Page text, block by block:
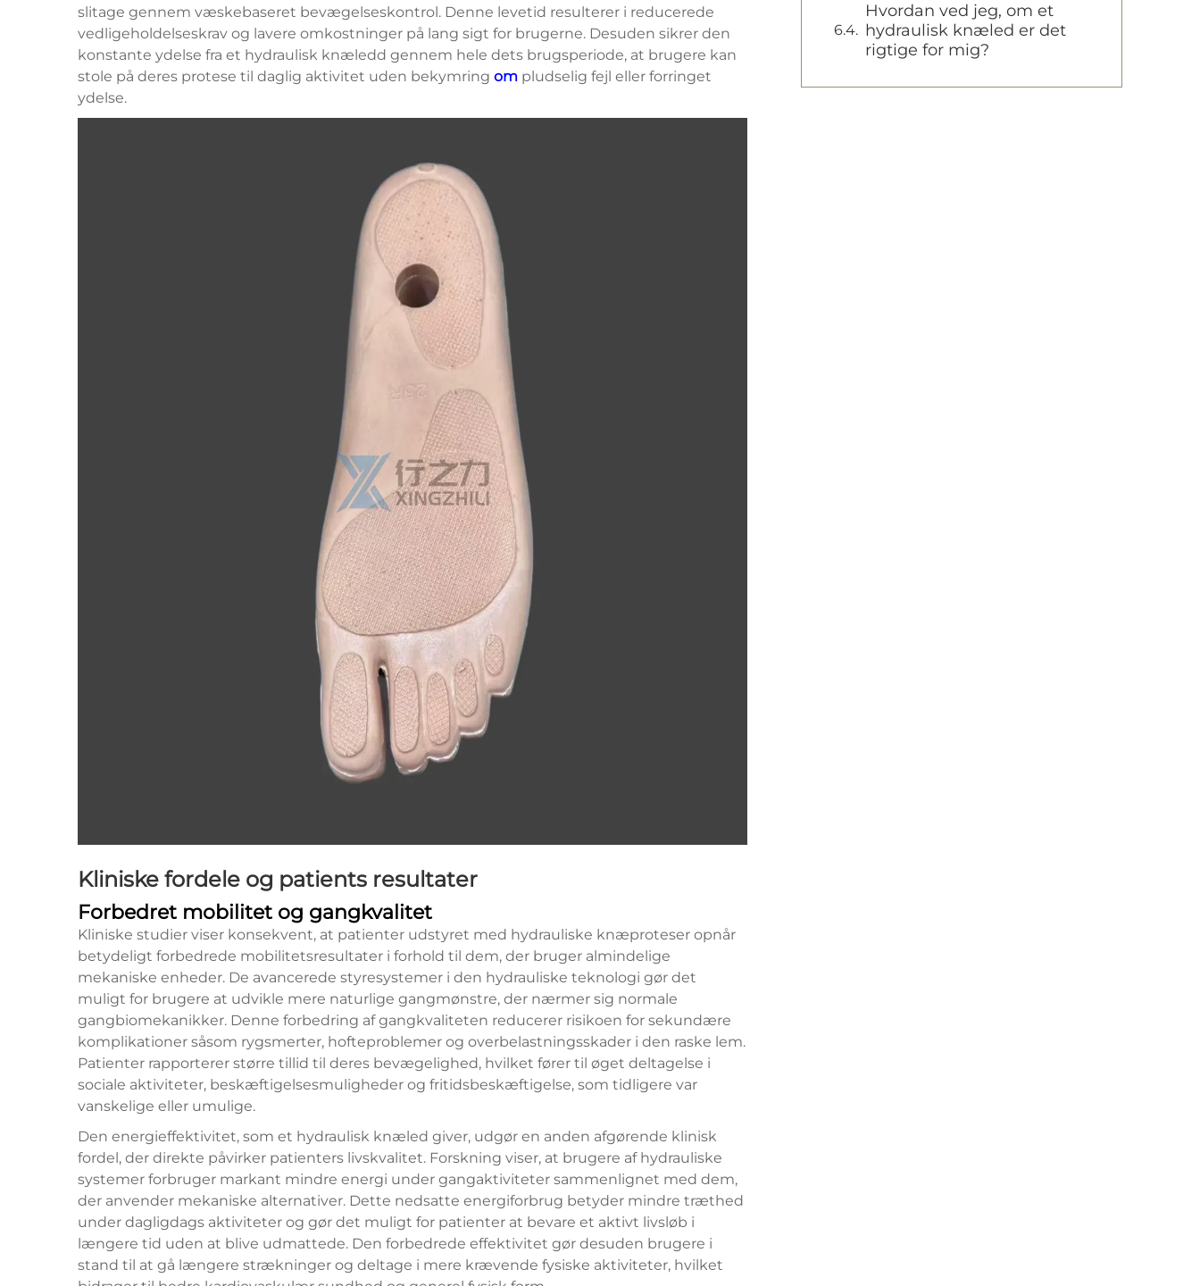
slitage gennem væskebaseret bevægelseskontrol. Denne levetid resulterer i reducerede
vedligeholdelseskrav og lavere omkostninger på lang sigt for brugerne. Desuden sikrer den
konstante ydelse fra et hydraulisk knæledd gennem hele dets brugsperiode, at brugere kan
stole på deres protese til daglig aktivitet uden bekymring om pludselig fejl eller forringet
ydelse.
Kliniske fordele og patients resultater
Forbedret mobilitet og gangkvalitet
Kliniske studier viser konsekvent, at patienter udstyret med hydrauliske knæproteser opnår
betydeligt forbedrede mobilitetsresultater i forhold til dem, der bruger almindelige
mekaniske enheder. De avancerede styresystemer i den hydrauliske teknologi gør det
muligt for brugere at udvikle mere naturlige gangmønstre, der nærmer sig normale
gangbiomekanikker. Denne forbedring af gangkvaliteten reducerer risikoen for sekundære
komplikationer såsom rygsmerter, hofteproblemer og overbelastningsskader i den raske lem.
Patienter rapporterer større tillid til deres bevægelighed, hvilket fører til øget deltagelse i
sociale aktiviteter, beskæftigelsesmuligheder og fritidsbeskæftigelse, som tidligere var
vanskelige eller umulige.
Den energieffektivitet, som et hydraulisk knæled giver, udgør en anden afgørende klinisk
fordel, der direkte påvirker patienters livskvalitet. Forskning viser, at brugere af hydrauliske
systemer forbruger markant mindre energi under gangaktiviteter sammenlignet med dem,
der anvender mekaniske alternativer. Dette nedsatte energiforbrug betyder mindre træthed
under dagligdags aktiviteter og gør det muligt for patienter at bevare et aktivt livsløb i
længere tid uden at blive udmattede. Den forbedrede effektivitet gør desuden brugere i
stand til at gå længere strækninger og deltage i mere krævende fysiske aktiviteter, hvilket
Hvordan ved jeg, om et
hydraulisk knæled er det
rigtige for mig?